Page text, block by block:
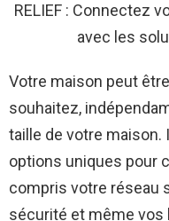
RELIEF : Connectez
avec les
Votre maison peut
souhaitez,
taille de votre
options uniques pour
compris votre réseau
sécurité et même vos